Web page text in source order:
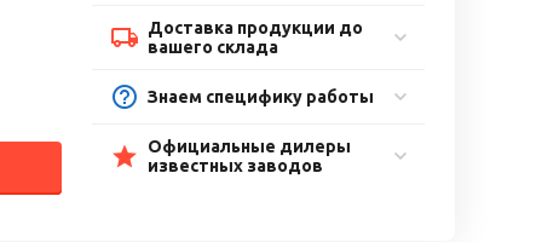
Доставка продукции до
вашего склада
Знаем специфику работы
Официальные дилеры
известных заводов